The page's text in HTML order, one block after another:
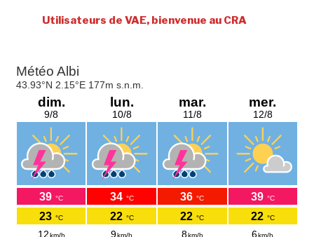
Utilisateurs de VAE, bienvenue au CRA